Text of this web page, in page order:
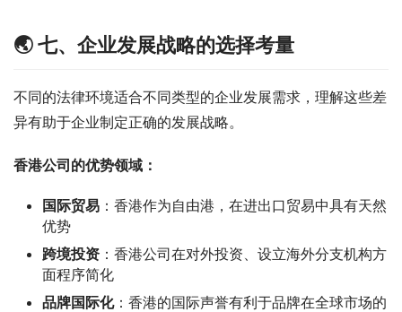
🌏 七、企业发展战略的选择考量
不同的法律环境适合不同类型的企业发展需求，理解这些差
异有助于企业制定正确的发展战略。
香港公司的优势领域：
国际贸易 ：香港作为自由港，在进出口贸易中具有天然
优势
跨境投资 ：香港公司在对外投资、设立海外分支机构方
面程序简化
品牌国际化：香港的国际声誉有利于品牌在全球市场的